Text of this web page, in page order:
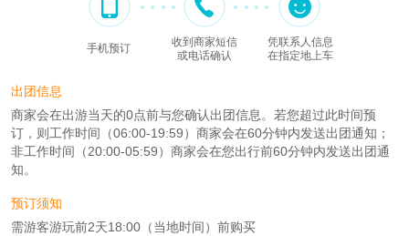
手机预订
收到商家短信
或电话确认
凭联系人信息
在指定地上车
出团信息
商家会在出游当天的0点前与您确认出团信息。若您超过此时间预
订，则工作时间（06:00-19:59）商家会在60分钟内发送出团通知；
非工作时间（20:00-05:59）商家会在您出行前60分钟内发送出团通
知。
预订须知
需游客游玩前2天18:00（当地时间）前购买